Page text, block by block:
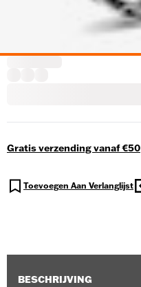
Gratis verzending vanaf €50
Toevoegen Aan Verlanglijst
BESCHRIJVING